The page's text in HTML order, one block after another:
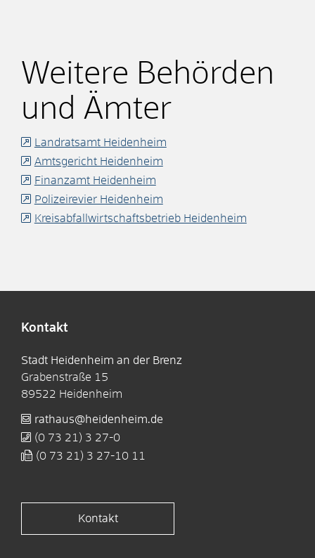
Weitere Behörden
und Ämter
Landratsamt Heidenheim
Amtsgericht Heidenheim
Finanzamt Heidenheim
Polizeirevier Heidenheim
Kreisabfallwirtschaftsbetrieb Heidenheim
Kontakt
Stadt Heidenheim an der Brenz
Grabenstraße 15
89522 Heidenheim
rathaus@heidenheim.de
(0 73 21) 3 27-0
(0 73 21) 3 27-10 11
Kontakt